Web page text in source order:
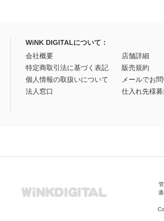
WiNK DIGITALについて：
会社概要
店舗詳細
特定商取引法に基づく表記
販売規約
個人情報の取扱いについて
メールでお
法人窓口
仕入れ先様募